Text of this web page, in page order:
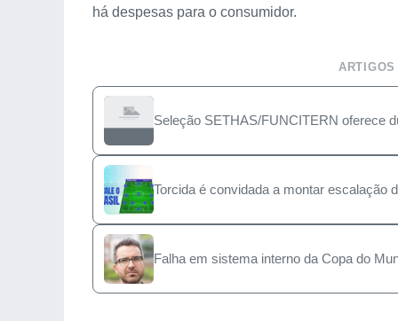
há despesas para o consumidor.
Seleção SETHAS/FUNCITERN oferece
Torcida é convidada a montar escalação
Falha em sistema interno da Copa do